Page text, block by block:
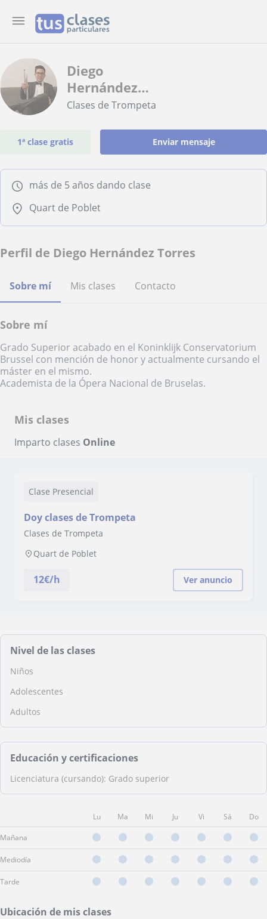
Diego
Hernández
Torres
Clases de Trompeta
1ª clase gratis Enviar mensaje
más de 5 años dando clase
Quart de Poblet
Perfil de Diego Hernández Torres
Sobre mí Mis clases Contacto
Sobre mí
Grado Superior acabado en el Koninklijk Conservatorium
Brussel con mención de honor y actualmente cursando el
máster en el mismo.
Academista de la Ópera Nacional de Bruselas.
Mis clases
Imparto clases Online
Clase Presencial
Doy clases de Trompeta
Clases de Trompeta
Quart de Poblet
12€/h Ver anuncio
Nivel de las clases
Niños
Adolescentes
Adultos
Educación y certificaciones
Licenciatura (cursando): Grado superior
Lu Ma Mi Ju Vi Sá Do
Mañana
Mediodía
Tarde
Ubicación de mis clases